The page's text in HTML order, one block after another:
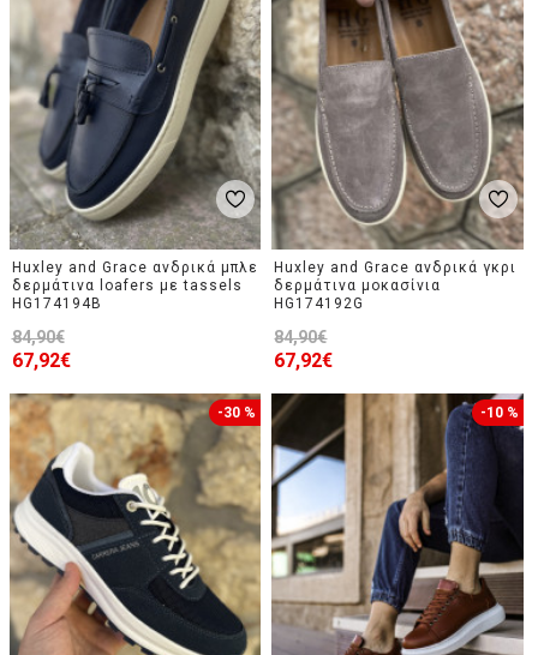
Huxley and Grace ανδρικά μπλε
δερμάτινα loafers με tassels
HG174194B
67,92€
84,90€
Huxley and Grace ανδρικά γκρι
δερμάτινα μοκασίνια
HG174192G
67,92€
84,90€
-30 % -10 %